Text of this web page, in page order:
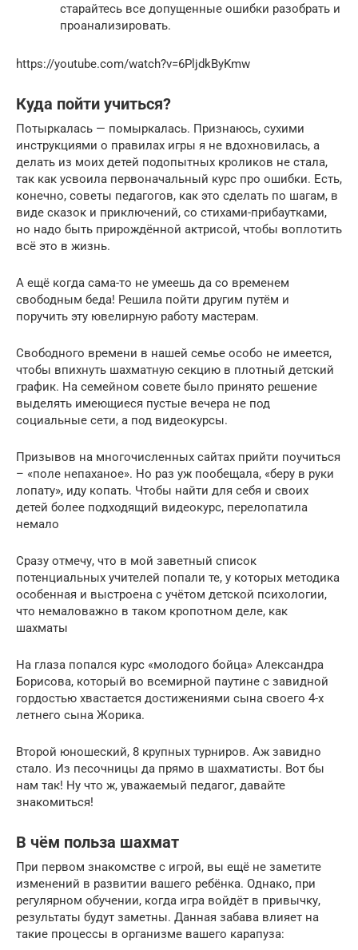
старайтесь все допущенные ошибки разобрать и
проанализировать.
https://youtube.com/watch?v=6PljdkByKmw
Куда пойти учиться?
Потыркалась — помыркалась. Признаюсь, сухими
инструкциями о правилах игры я не вдохновилась, а
делать из моих детей подопытных кроликов не стала,
так как усвоила первоначальный курс про ошибки. Есть,
конечно, советы педагогов, как это сделать по шагам, в
виде сказок и приключений, со стихами-прибаутками,
но надо быть прирождённой актрисой, чтобы воплотить
всё это в жизнь.
А ещё когда сама-то не умеешь да со временем
свободным беда! Решила пойти другим путём и
поручить эту ювелирную работу мастерам.
Свободного времени в нашей семье особо не имеется,
чтобы впихнуть шахматную секцию в плотный детский
график. На семейном совете было принято решение
выделять имеющиеся пустые вечера не под
социальные сети, а под видеокурсы.
Призывов на многочисленных сайтах прийти поучиться
– «поле непаханое». Но раз уж пообещала, «беру в руки
лопату», иду копать. Чтобы найти для себя и своих
детей более подходящий видеокурс, перелопатила
немало
Сразу отмечу, что в мой заветный список
потенциальных учителей попали те, у которых методика
особенная и выстроена с учётом детской психологии,
что немаловажно в таком кропотном деле, как
шахматы
На глаза попался курс «молодого бойца» Александра
Борисова, который во всемирной паутине с завидной
гордостью хвастается достижениями сына своего 4-х
летнего сына Жорика.
Второй юношеский, 8 крупных турниров. Аж завидно
стало. Из песочницы да прямо в шахматисты. Вот бы
нам так! Ну что ж, уважаемый педагог, давайте
знакомиться!
В чём польза шахмат
При первом знакомстве с игрой, вы ещё не заметите
изменений в развитии вашего ребёнка. Однако, при
регулярном обучении, когда игра войдёт в привычку,
результаты будут заметны. Данная забава влияет на
такие процессы в организме вашего карапуза: